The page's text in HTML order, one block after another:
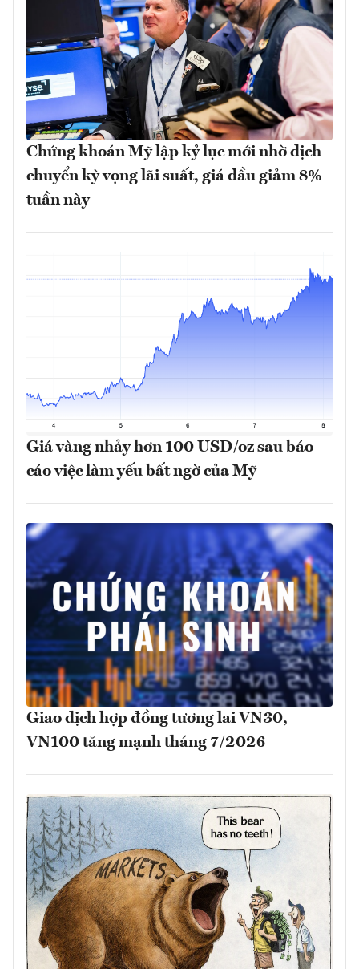
Chứng khoán Mỹ lập kỷ lục mới nhờ dịch
chuyển kỳ vọng lãi suất, giá dầu giảm 8%
tuần này
Giá vàng nhảy hơn 100 USD/oz sau báo
cáo việc làm yếu bất ngờ của Mỹ
Giao dịch hợp đồng tương lai VN30,
VN100 tăng mạnh tháng 7/2026